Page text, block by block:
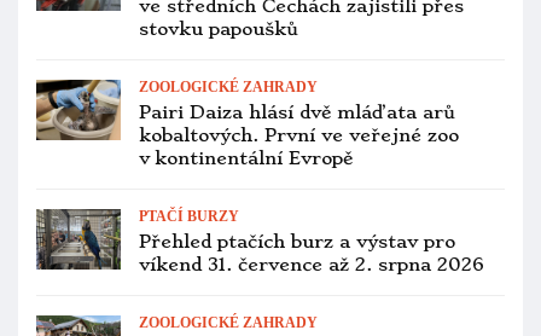
ve středních Čechách zajistili přes
stovku papoušků
ZOOLOGICKÉ ZAHRADY
Pairi Daiza hlásí dvě mláďata arů
kobaltových. První ve veřejné zoo
v kontinentální Evropě
PTAČÍ BURZY
Přehled ptačích burz a výstav pro
víkend 31. července až 2. srpna 2026
ZOOLOGICKÉ ZAHRADY